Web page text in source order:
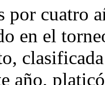
por cuatro
en el
año,